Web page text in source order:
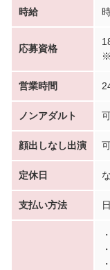
時給
応募資格
営業時間
ノンアダルト
顔出しなし出演
定休日
支払い方法